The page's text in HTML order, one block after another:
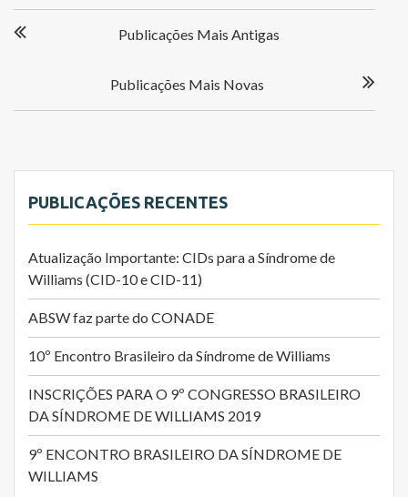
a
Publicações Mais Antigas
Publicações Mais Novas
PUBLICAÇÕES RECENTES
Atualização Importante: CIDs para a Síndrome de
Williams (CID-10 e CID-11)
ABSW faz parte do CONADE
10º Encontro Brasileiro da Síndrome de Williams
INSCRIÇÕES PARA O 9º CONGRESSO BRASILEIRO
DA SÍNDROME DE WILLIAMS 2019
9º ENCONTRO BRASILEIRO DA SÍNDROME DE
WILLIAMS